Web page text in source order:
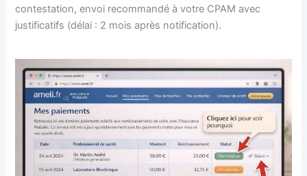
contestation, envoi recommandé à votre CPAM avec
justificatifs (délai : 2 mois après notification).